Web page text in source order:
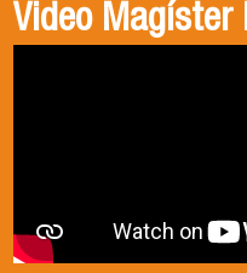
Video Magíster
Video